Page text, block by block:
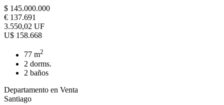
$ 145.000.000
€ 137.691
3.550,02 UF
U$ 158.668
77 m2
2 dorms.
2 baños
Departamento en Venta
Santiago